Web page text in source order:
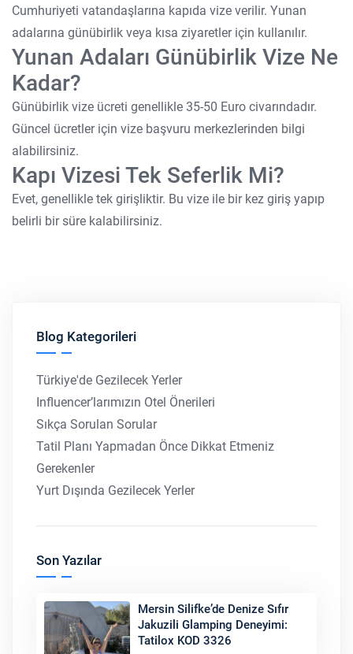
Cumhuriyeti vatandaşlarına kapıda vize verilir. Yunan
adalarına günübirlik veya kısa ziyaretler için kullanılır.
Yunan Adaları Günübirlik Vize Ne
Kadar?
Günübirlik vize ücreti genellikle 35-50 Euro civarındadır.
Güncel ücretler için vize başvuru merkezlerinden bilgi
alabilirsiniz.
Kapı Vizesi Tek Seferlik Mi?
Evet, genellikle tek girişliktir. Bu vize ile bir kez giriş yapıp
belirli bir süre kalabilirsiniz.
Blog Kategorileri
Türkiye'de Gezilecek Yerler
Influencer’larımızın Otel Önerileri
Sıkça Sorulan Sorular
Tatil Planı Yapmadan Önce Dikkat Etmeniz
Gerekenler
Yurt Dışında Gezilecek Yerler
Son Yazılar
Mersin Silifke’de Denize Sıfır
Jakuzili Glamping Deneyimi:
Tatilox KOD 3326